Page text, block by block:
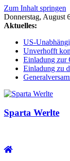
Zum Inhalt springen
Donnerstag, August
Aktuelles:
US-
Unverhofft
Einladung zur
Einladung zu
Sparta Werlte